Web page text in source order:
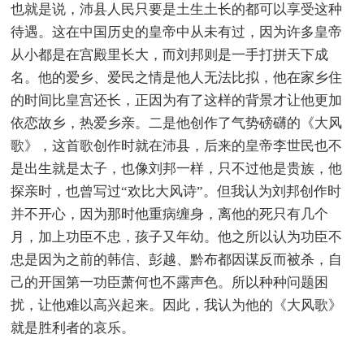
也就是说，沛县人民只要是土生土长的都可以享受这种
待遇。这在中国历史的皇帝中从未有过，因为许多皇帝
从小都是在宫殿里长大，而刘邦则是一手打拼天下成
名。他的爱乡、爱民之情是他人无法比拟，他在家乡住
的时间比皇宫还长，正因为有了这样的背景才让他更加
依恋故乡，热爱乡亲。二是他创作了气势磅礴的《大风
歌》，这首歌创作时就在沛县，后来的皇帝李世民也不
是出生就是太子，也像刘邦一样，只不过他是贵族，他
探亲时，也曾写过“欢比大风诗”。但我认为刘邦创作时
并不开心，因为那时他重病缠身，离他的死只有几个
月，加上功臣不忠，孩子又年幼。他之所以认为功臣不
忠是因为之前的韩信、彭越、黔布都因谋反而被杀，自
己的开国第一功臣萧何也不露声色。所以种种问题困
扰，让他难以高兴起来。因此，我认为他的《大风歌》
就是胜利者的哀乐。